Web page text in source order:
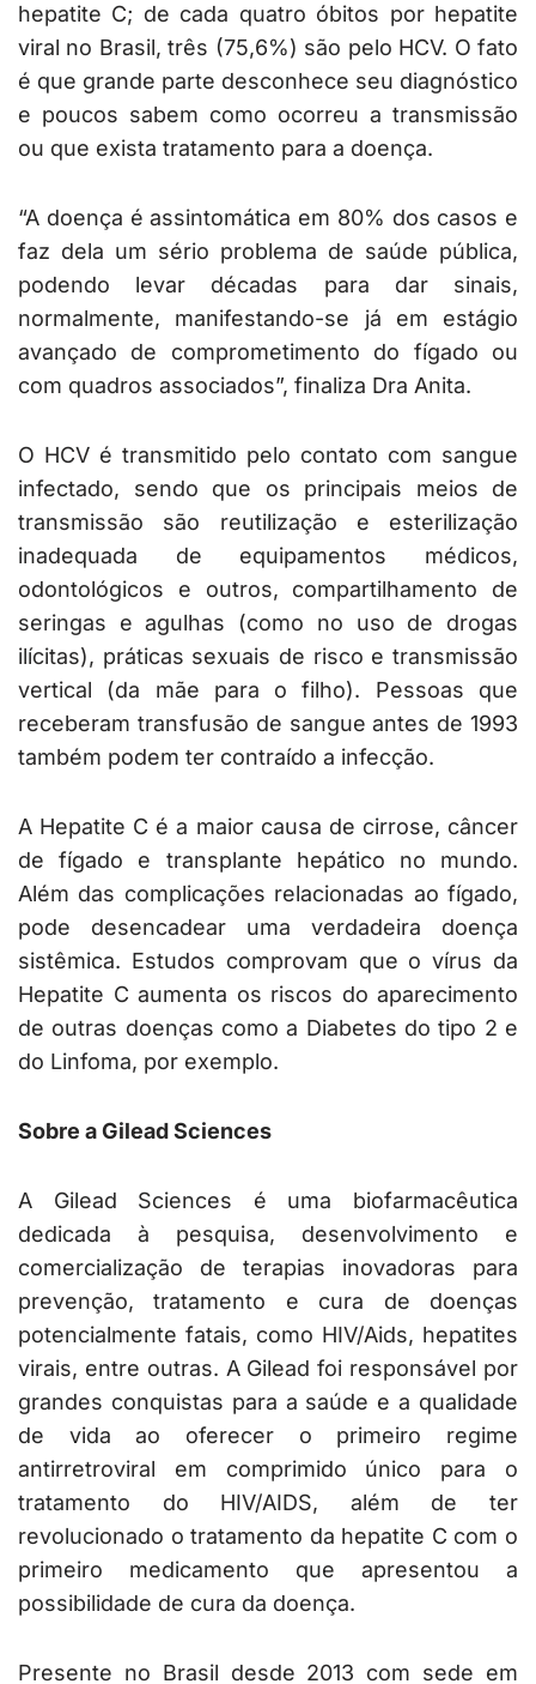
hepatite C; de cada quatro óbitos por hepatite
viral no Brasil, três (75,6%) são pelo HCV. O fato
é que grande parte desconhece seu diagnóstico
e poucos sabem como ocorreu a transmissão
ou que exista tratamento para a doença.
“A doença é assintomática em 80% dos casos e
faz dela um sério problema de saúde pública,
podendo levar décadas para dar sinais,
normalmente, manifestando-se já em estágio
avançado de comprometimento do fígado ou
com quadros associados”, finaliza Dra Anita.
O HCV é transmitido pelo contato com sangue
infectado, sendo que os principais meios de
transmissão são reutilização e esterilização
inadequada de equipamentos médicos,
odontológicos e outros, compartilhamento de
seringas e agulhas (como no uso de drogas
ilícitas), práticas sexuais de risco e transmissão
vertical (da mãe para o filho). Pessoas que
receberam transfusão de sangue antes de 1993
também podem ter contraído a infecção.
A Hepatite C é a maior causa de cirrose, câncer
de fígado e transplante hepático no mundo.
Além das complicações relacionadas ao fígado,
pode desencadear uma verdadeira doença
sistêmica. Estudos comprovam que o vírus da
Hepatite C aumenta os riscos do aparecimento
de outras doenças como a Diabetes do tipo 2 e
do Linfoma, por exemplo.
Sobre a Gilead Sciences
A Gilead Sciences é uma biofarmacêutica
dedicada à pesquisa, desenvolvimento e
comercialização de terapias inovadoras para
prevenção, tratamento e cura de doenças
potencialmente fatais, como HIV/Aids, hepatites
virais, entre outras. A Gilead foi responsável por
grandes conquistas para a saúde e a qualidade
de vida ao oferecer o primeiro regime
antirretroviral em comprimido único
para o
tratamento do HIV/AIDS, além de ter
revolucionado o tratamento da hepatite C com o
primeiro medicamento que apresentou a
possibilidade de cura da doença.
Presente no Brasil desde 2013 com sede em